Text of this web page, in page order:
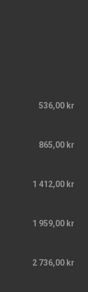
536,00 kr
865,00 kr
1 412,00 kr
1 959,00 kr
2 736,00 kr